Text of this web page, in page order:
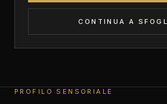
CONTINUA A
PROFILO SENSORIALE